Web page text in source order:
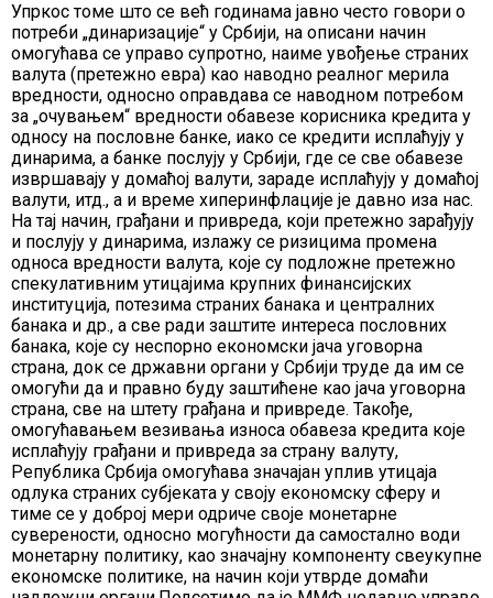
Упркос томе што се већ годинама јавно често говори о
потреби „динаризације“ у Србији, на описани начин
омогућава се управо супротно, наиме увођење страних
валута (претежно евра) као наводно реалног мерила
вредности, односно оправдава се наводном потребом
за „очувањем“ вредности обавезе корисника кредита у
односу на пословне банке, иако се кредити исплаћују у
динарима, а банке послују у Србији, где се све обавезе
извршавају у домаћој валути, зараде исплаћују у домаћој
валути, итд., а и време хиперинфлације је давно иза нас.
На тај начин, грађани и привреда, који претежно зарађују
и послују у динарима, излажу се ризицима промена
односа вредности валута, које су подложне претежно
спекулативним утицајима крупних финансијских
институција, потезима страних банака и централних
банака и др., а све ради заштите интереса пословних
банака, које су неспорно економски јача уговорна
страна, док се државни органи у Србији труде да им се
омогући да и правно буду заштићене као јача уговорна
страна, све на штету грађана и привреде. Такође,
омогућавањем везивања износа обавеза кредита које
исплаћују грађани и привреда за страну валуту,
Република Србија омогућава значајан уплив утицаја
одлука страних субјеката у своју економску сферу и
тиме се у доброј мери одриче своје монетарне
суверености, односно могућности да самостално води
монетарну политику, као значајну компоненту свеукупне
економске политике, на начин који утврде домаћи